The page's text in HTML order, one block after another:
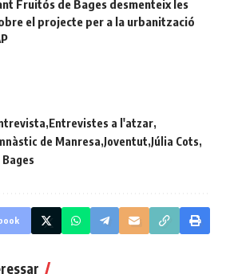
Fruitós de Bages desmenteix les
el projecte per a la urbanització
Entrevistes a l'atzar
de Manresa Joventut Júlia Cots